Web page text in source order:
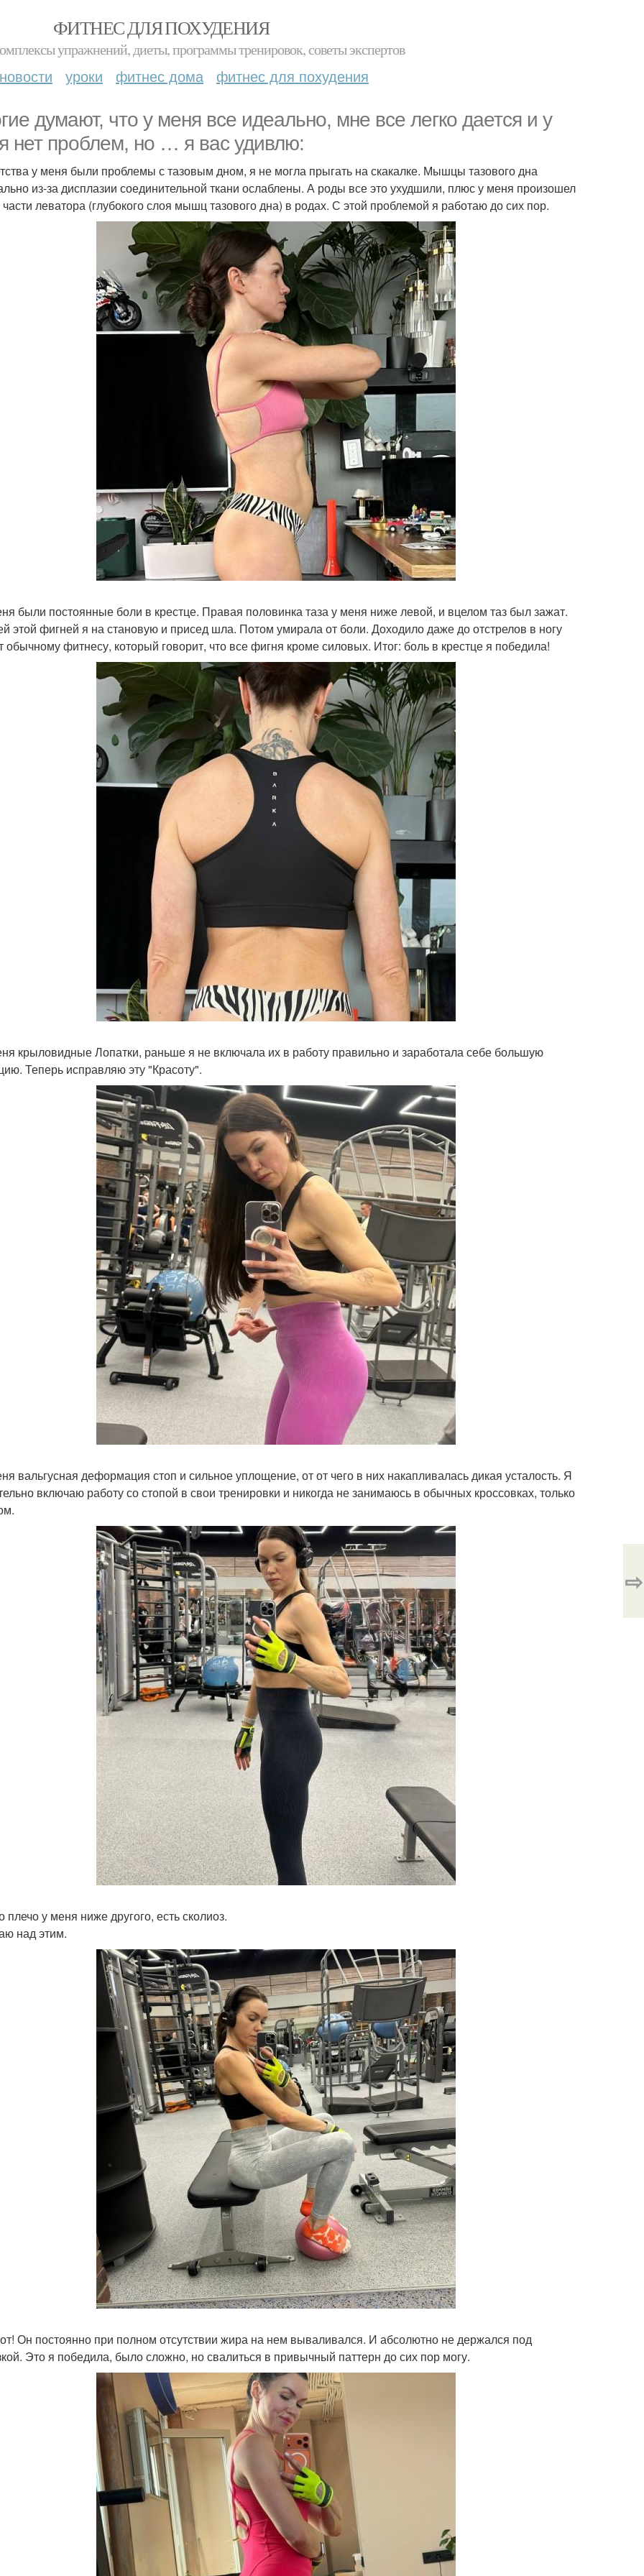
ФИТНЕС ДЛЯ ПОХУДЕНИЯ
упражнений, диеты, программы тренировок, советы экспертов
новости уроки фитнес дома фитнес для похудения
думают, что у меня все идеально, мне все легко дается и у
нет проблем, но … я вас удивлю:
у меня были проблемы с тазовым дном, я не могла прыгать на скакалке. Мышцы тазового дна
из-за дисплазии соединительной ткани ослаблены. А роды все это ухудшили, плюс у меня произошел
леватора (глубокого слоя мышц тазового дна) в родах. С этой проблемой я работаю до сих пор.
были постоянные боли в крестце. Правая половинка таза у меня ниже левой, и вцелом таз был зажат.
этой фигней я на становую и присед шла. Потом умирала от боли. Доходило даже до отстрелов в ногу
обычному фитнесу, который говорит, что все фигня кроме силовых. Итог: боль в крестце я победила!
крыловидные Лопатки, раньше я не включала их в работу правильно и заработала себе большую
Теперь исправляю эту "Красоту".
вальгусная деформация стоп и сильное уплощение, от от чего в них накапливалась дикая усталость. Я
включаю работу со стопой в свои тренировки и никогда не занимаюсь в обычных кроссовках, только
плечо у меня ниже другого, есть сколиоз.
над этим.
Он постоянно при полном отсутствии жира на нем вываливался. И абсолютно не держался под
Это я победила, было сложно, но свалиться в привычный паттерн до сих пор могу.
⇨